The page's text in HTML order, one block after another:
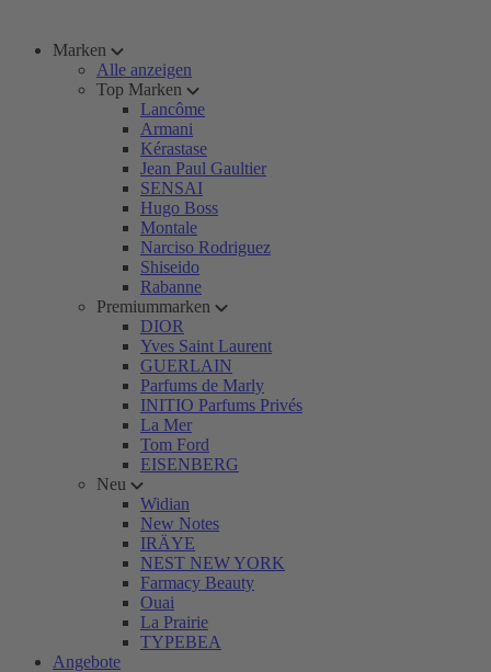
Marken
Alle anzeigen
Top Marken
Lancôme
Armani
Kérastase
Jean Paul Gaultier
SENSAI
Hugo Boss
Montale
Narciso Rodriguez
Shiseido
Rabanne
Premiummarken
DIOR
Yves Saint Laurent
GUERLAIN
Parfums de Marly
INITIO Parfums Privés
La Mer
Tom Ford
EISENBERG
Neu
Widian
New Notes
IRÄYE
NEST NEW YORK
Farmacy Beauty
Ouai
La Prairie
TYPEBEA
Angebote